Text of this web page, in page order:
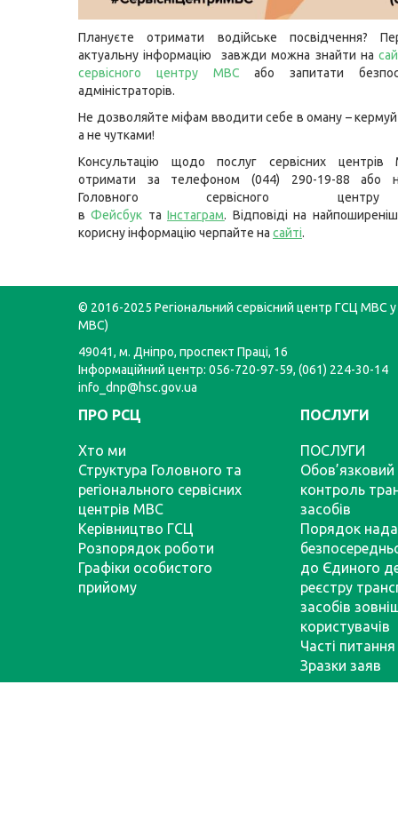
Плануєте отримати водійське посвідчення?
актуальну інформацію завжди можна знайти на
сервісного центру МВС або запитати
адміністраторів.
Не дозволяйте міфам вводити себе в оману –
а не чутками!
Консультацію щодо послуг сервісних
отримати за телефоном (044) 290-19-88 або
Головного сервісного
вФейсбук таІнстаграм. Відповіді на
корисну інформацію черпайте на сайті.
© 2016-2025 Регіональний сервісний центр ГСЦ МВС у
МВС)
49041, м. Дніпро, проспект Праці, 16
Інформаційний центр: 056-720-97-59, (061) 224-30-14
info_dnp@hsc.gov.ua
ПРО РСЦ
Хто ми
Структура Головного та
регіонального сервісних
центрів МВС
Керівництво ГСЦ
Розпорядок роботи
Графіки особистого
прийому
ПОСЛУГИ
ПОСЛУГИ
Обов’язковий
контроль
засобів
Порядок
до Єдиного
реєстру
засобів
користувачів
Часті питання
Зразки заяв